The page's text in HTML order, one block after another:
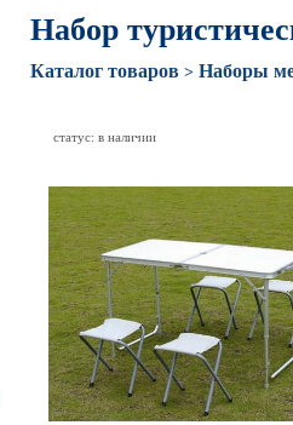
Набор
Каталог товаров > Наборы
статус: в наличии